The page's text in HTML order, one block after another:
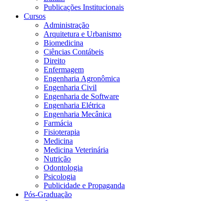
Publicações Institucionais
Cursos
Administração
Arquitetura e Urbanismo
Biomedicina
Ciências Contábeis
Direito
Enfermagem
Engenharia Agronômica
Engenharia Civil
Engenharia de Software
Engenharia Elétrica
Engenharia Mecânica
Farmácia
Fisioterapia
Medicina
Medicina Veterinária
Nutrição
Odontologia
Psicologia
Publicidade e Propaganda
Pós-Graduação